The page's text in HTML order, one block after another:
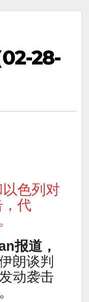
02-28-
色列对
代
报道，
朗谈判
动袭击